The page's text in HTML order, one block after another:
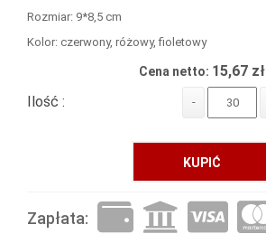
Rozmiar: 9*8,5 cm
Kolor: czerwony, różowy, fioletowy
Cena netto: 15,67 zł
Ilość :
-
KUPIĆ
Zapłata: